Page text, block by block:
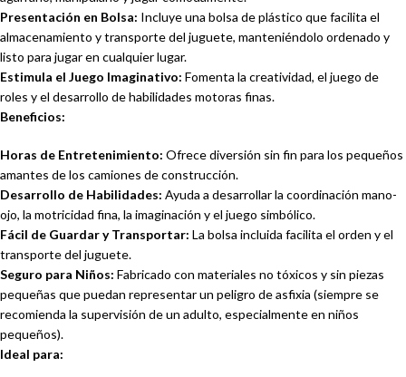
Presentación en Bolsa: Incluye una bolsa de plástico que facilita el
almacenamiento y transporte del juguete, manteniéndolo ordenado y
listo para jugar en cualquier lugar.
Estimula el Juego Imaginativo: Fomenta la creatividad, el juego de
roles y el desarrollo de habilidades motoras finas.
Beneficios:
Horas de Entretenimiento: Ofrece diversión sin fin para los pequeños
amantes de los camiones de construcción.
Desarrollo de Habilidades: Ayuda a desarrollar la coordinación mano-
ojo, la motricidad fina, la imaginación y el juego simbólico.
Fácil de Guardar y Transportar: La bolsa incluida facilita el orden y el
transporte del juguete.
Seguro para Niños: Fabricado con materiales no tóxicos y sin piezas
pequeñas que puedan representar un peligro de asfixia (siempre se
recomienda la supervisión de un adulto, especialmente en niños
pequeños).
Ideal para: